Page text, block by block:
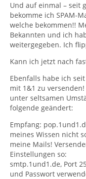
Und auf einmal – seit
bekomme ich SPAM-
welche bekommen!!
Bekannten und ich
weitergegeben. Ich
Kann ich jetzt nach
Ebenfalls habe ich
mit 1&1 zu
unter seltsamen
folgende geändert:
Empfang:
meines Wissen nicht
meine Mails!
Einstellungen so:
smtp.1und1.de, Port
und Passwort